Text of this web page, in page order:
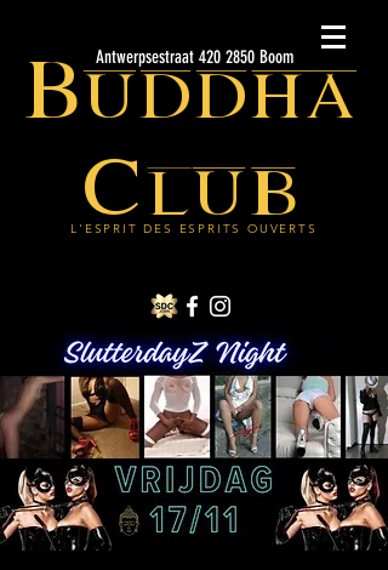
Buddha
Club
L'ESPRIT DES ESPRITS OUVERTS
Antwerpsestraat 420 2850 Boom